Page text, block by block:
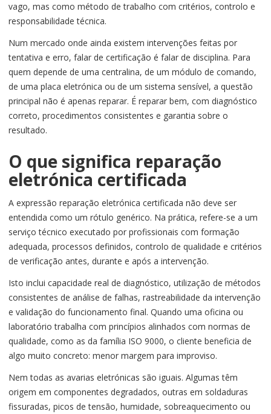
vago, mas como método de trabalho com critérios, controlo e
responsabilidade técnica.
Num mercado onde ainda existem intervenções feitas por
tentativa e erro, falar de certificação é falar de disciplina. Para
quem depende de uma centralina, de um módulo de comando,
de uma placa eletrónica ou de um sistema sensível, a questão
principal não é apenas reparar. É reparar bem, com diagnóstico
correto, procedimentos consistentes e garantia sobre o
resultado.
O que significa reparação
eletrónica certificada
A expressão reparação eletrónica certificada não deve ser
entendida como um rótulo genérico. Na prática, refere-se a um
serviço técnico executado por profissionais com formação
adequada, processos definidos, controlo de qualidade e critérios
de verificação antes, durante e após a intervenção.
Isto inclui capacidade real de diagnóstico, utilização de métodos
consistentes de análise de falhas, rastreabilidade da intervenção
e validação do funcionamento final. Quando uma oficina ou
laboratório trabalha com princípios alinhados com normas de
qualidade, como as da família ISO 9000, o cliente beneficia de
algo muito concreto: menor margem para improviso.
Nem todas as avarias eletrónicas são iguais. Algumas têm
origem em componentes degradados, outras em soldaduras
fissuradas, picos de tensão, humidade, sobreaquecimento ou